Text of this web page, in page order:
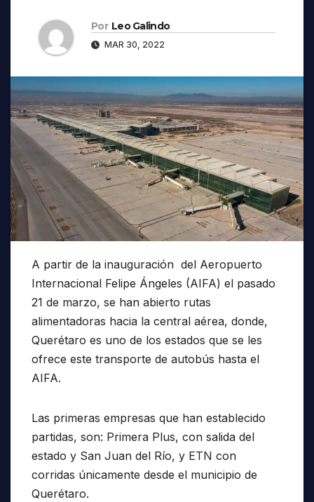
Por Leo Galindo
MAR 30, 2022
A partir de la inauguración del Aeropuerto
Internacional Felipe Ángeles (AIFA) el pasado
21 de marzo, se han abierto rutas
alimentadoras hacia la central aérea, donde,
Querétaro es uno de los estados que se les
ofrece este transporte de autobús hasta el
AIFA.
Las primeras empresas que han establecido
partidas, son: Primera Plus, con salida del
estado y San Juan del Río, y ETN con
corridas únicamente desde el municipio de
Querétaro.